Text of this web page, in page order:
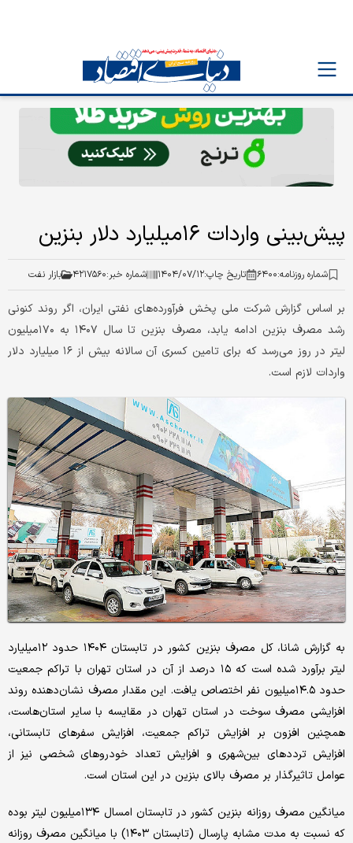
پیش‌بینی واردات ۱۶‌میلیارد دلار بنزین
شماره روزنامه:۶۴۰۰ تاریخ چاپ:۱۴۰۴/۰۷/۱۲ شماره خبر:۴۲۱۷۵۶۰ بازار نفت
بر اساس گزارش شرکت ملی پخش فرآورده‌های نفتی ایران، اگر روند کنونی
رشد مصرف بنزین ادامه یابد، مصرف بنزین تا سال ۱۴۰۷ به ۱۷۰‌میلیون
لیتر در روز می‌رسد که برای تامین کسری آن سالانه بیش از ۱۶ میلیارد دلار
واردات لازم است.
به گزارش شانا، کل مصرف بنزین کشور در تابستان ۱۴۰۴ حدود ۱۲‌میلیارد
لیتر برآورد شده است که ۱۵ درصد از آن در استان تهران با تراکم جمعیت
حدود ۱۴.۵‌میلیون نفر اختصاص یافت. این مقدار مصرف نشان‌دهنده روند
افزایشی مصرف سوخت در استان تهران در مقایسه با سایر استان‌هاست،
همچنین افزون بر افزایش تراکم جمعیت، افزایش سفرهای تابستانی،
افزایش ترددهای بین‌شهری و افزایش تعداد خودروهای شخصی نیز از
عوامل تاثیرگذار بر مصرف بالای بنزین در این استان است.
میانگین مصرف روزانه بنزین کشور در تابستان امسال ۱۳۴‌میلیون لیتر بوده
که نسبت به مدت مشابه پارسال (تابستان ۱۴۰۳) با میانگین مصرف روزانه